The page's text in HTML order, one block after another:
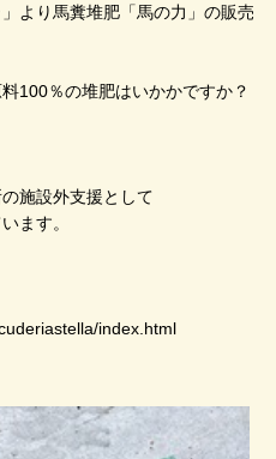
より馬糞堆肥「馬の力」の販売
100％の堆肥はいかかですか？
施設外支援として
ます。
index.html